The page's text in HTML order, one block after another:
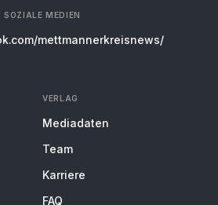
SOZIALE MEDIEN
mettmannerkreisnews/
VERLAG
Mediadaten
Team
Karriere
FAQ